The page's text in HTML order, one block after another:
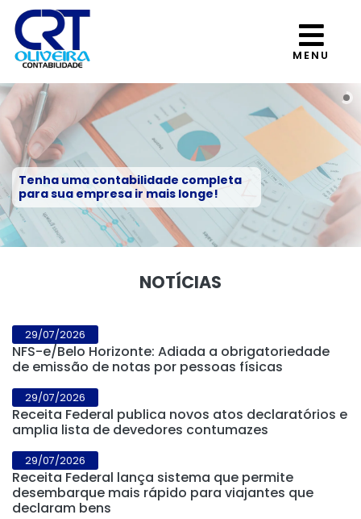
MENU
Tenha uma contabilidade completa
para sua empresa ir mais longe!
NOTÍCIAS
29/07/2026
NFS-e/Belo Horizonte: Adiada a obrigatoriedade
de emissão de notas por pessoas físicas
29/07/2026
Receita Federal publica novos atos declaratórios e
amplia lista de devedores contumazes
29/07/2026
Receita Federal lança sistema que permite
desembarque mais rápido para viajantes que
declaram bens